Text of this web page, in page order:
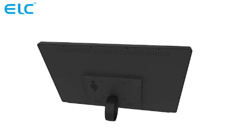
MAISON
PRODUITS
Electron
Technology